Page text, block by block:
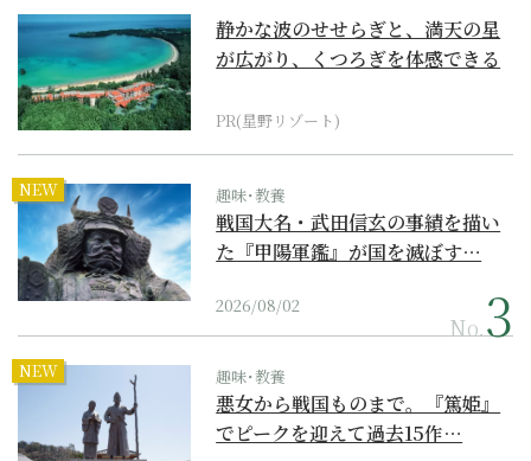
静かな波のせせらぎと、満天の星
が広がり、くつろぎを体感できる
PR(星野リゾート)
NEW 趣味･教養
戦国大名・武田信玄の事績を描い
た『甲陽軍鑑』が国を滅ぼす…
2026/08/02
No.
NEW 趣味･教養
悪女から戦国ものまで。『篤姫』
でピークを迎えて過去15作…